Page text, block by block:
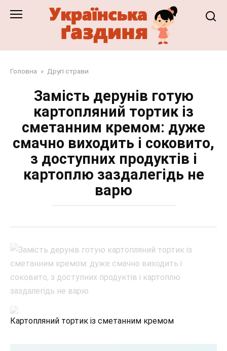
Головна » Другі страви
Замість дерунів готую
картопляний тортик із
сметанним кремом: дуже
смачно виходить і соковито,
з доступних продуктів і
картоплю заздалегідь не
варю
Картопляний тортик із сметанним кремом